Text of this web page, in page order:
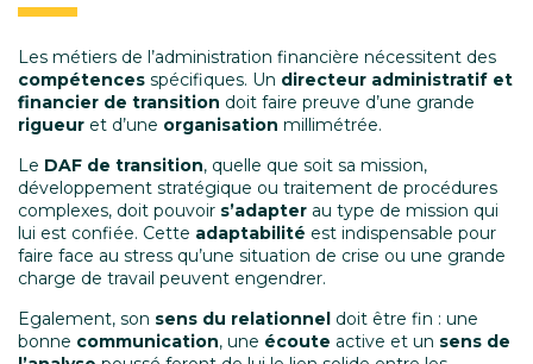
Les métiers de l’administration financière nécessitent des
compétences spécifiques. Un directeur administratif et
financier de transition doit faire preuve d’une grande
rigueur et d’une organisation millimétrée.
Le DAF de transition, quelle que soit sa mission,
développement stratégique ou traitement de procédures
complexes, doit pouvoir s’adapter au type de mission qui
lui est confiée. Cette adaptabilité est indispensable pour
faire face au stress qu’une situation de crise ou une grande
charge de travail peuvent engendrer.
Egalement, son sens du relationnel doit être fin : une
bonne communication, une écoute active et un sens de